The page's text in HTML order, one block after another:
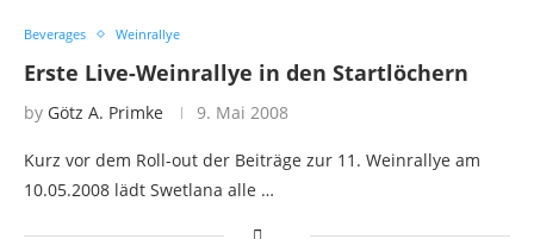
Beverages Weinrallye
Erste Live-Weinrallye in den Startlöchern
by Götz A. Primke 9. Mai 2008
Kurz vor dem Roll-out der Beiträge zur 11. Weinrallye am
10.05.2008 lädt Swetlana alle …